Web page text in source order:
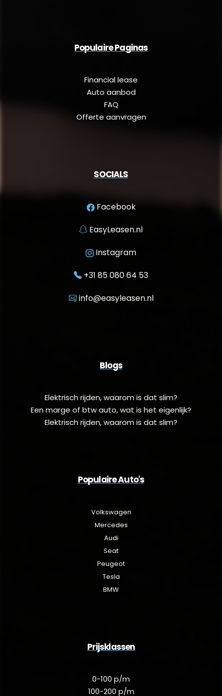
Populaire Paginas
Financial lease
Auto aanbod
FAQ
Offerte aanvragen
SOCIALS
Facebook
EasyLeasen.nl
Instagram
+31 85 080 64 53
info@easyleasen.nl
Blogs
Elektrisch rijden, waarom is dat slim?
Een marge of btw auto, wat is het eigenlijk?
Elektrisch rijden, waarom is dat slim?
Populaire Auto's
Volkswagen
Mercedes
Audi
Seat
Peugeot
Tesla
BMW
Prijsklassen
0-100 p/m
100-200 p/m